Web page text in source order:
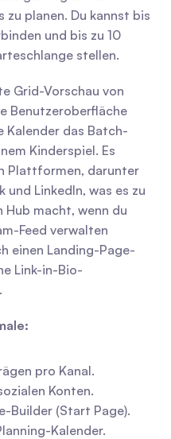
planen. Du kannst bis
und bis zu 10
stellen.
Grid-Vorschau von
Benutzeroberfläche
Kalender das Batch-
Kinderspiel. Es
Plattformen, darunter
und LinkedIn, was es zu
macht, wenn du
Feed verwalten
einen Landing-Page-
Link-in-Bio-
pro Kanal.
Konten.
Builder (Start Page).
Kalender.